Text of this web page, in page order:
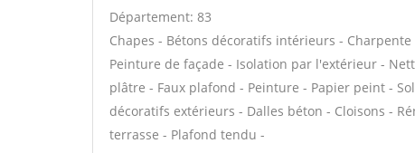
Département: 83
Chapes - Bétons décoratifs intérieurs -
Peinture de façade - Isolation par l'extérieur -
plâtre - Faux plafond - Peinture - Papier peint -
décoratifs extérieurs - Dalles béton - Cloisons -
terrasse - Plafond tendu -